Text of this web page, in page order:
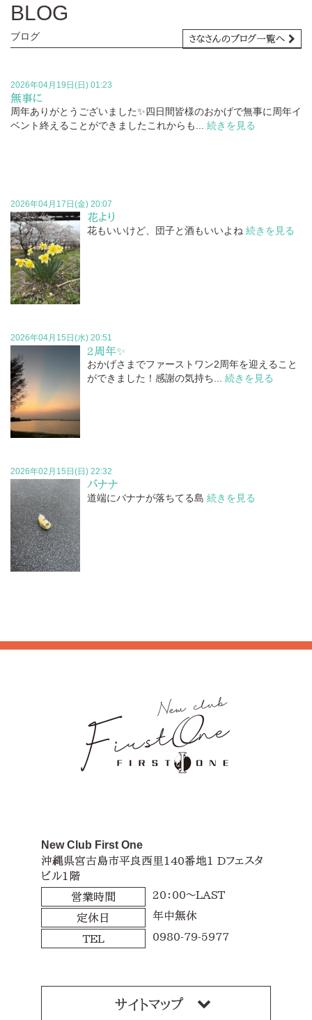
BLOG
ブログ さなさんのブログ一覧へ
2026年04月19日(日) 01:23
無事に
周年ありがとうございました✨四日間皆様のおかげで無事に周年イ
ベント終えることができましたこれからも...
続きを見る
2026年04月17日(金) 20:07
花より
花もいいけど、団子と酒もいいよね 続きを見る
2026年04月15日(水) 20:51
2周年✨
おかげさまでファーストワン2周年を迎えること
ができました！感謝の気持ち...
続きを見る
2026年02月15日(日) 22:32
バナナ
道端にバナナが落ちてる島 続きを見る
New Club First One
沖縄県宮古島市平良西里140番地1 Dフェスタ
ビル1階
営業時間
20：00～LAST
定休日 年中無休
TEL 0980-79-5977
サイトマップ